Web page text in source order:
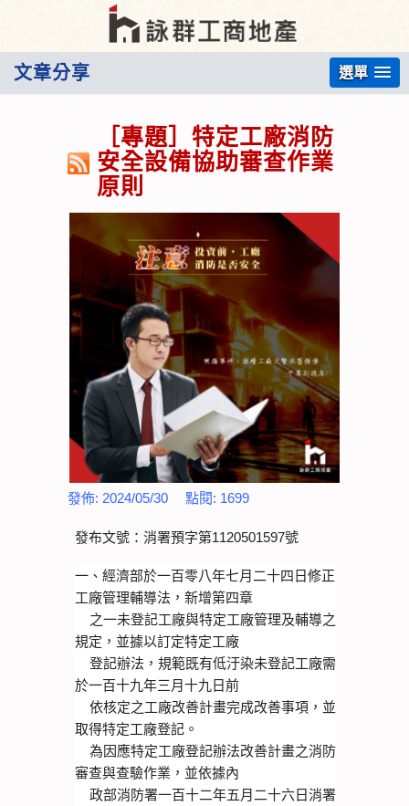
文章分享 選單
［專題］特定工廠消防
安全設備協助審查作業
原則
發佈: 2024/05/30 點閱: 1699
發布文號：消署預字第1120501597號
一、經濟部於一百零八年七月二十四日修正
工廠管理輔導法，新增第四章
規定，並據以訂定特定工廠
於一百十九年三月十九日前
取得特定工廠登記。
審查與查驗作業，並依據內